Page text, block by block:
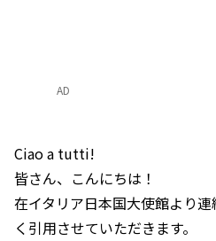
AD
Ciao a tutti!
皆さん、こんにちは！
在イタリア日本国大使館より
く引用させていただきます。